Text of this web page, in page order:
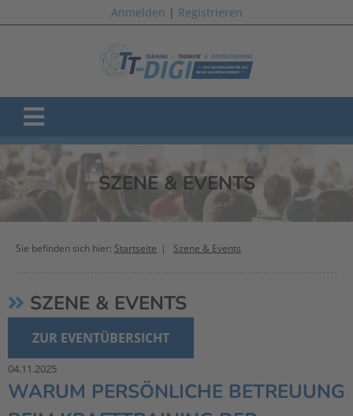
Anmelden | Registrieren
SZENE & EVENTS
Sie befinden sich hier: Startseite Szene & Events
SZENE & EVENTS
ZUR EVENTÜBERSICHT
04.11.2025
WARUM PERSÖNLICHE BETREUUNG